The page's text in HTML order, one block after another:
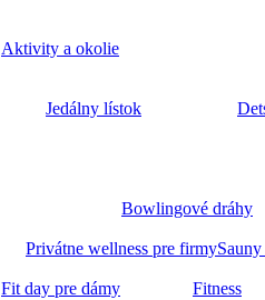
Aktivity a okolie
Jedálny lístok
Bowlingové dráhy
Privátne wellness pre firmy
Fit day pre dámy Fitness